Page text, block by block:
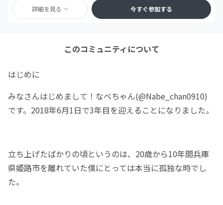
詳細を見る 今すぐ参加する
このコミュニティについて
はじめに
みなさんはじめまして！なべちゃん(@Nabe_chan0910)
です。2018年6月1日で3年目を迎えることになりました。
立ち上げたばかりの頃というのは、20歳から10年間兵庫
県姫路市を離れていた僕にとっては本当に孤独な時でし
た。